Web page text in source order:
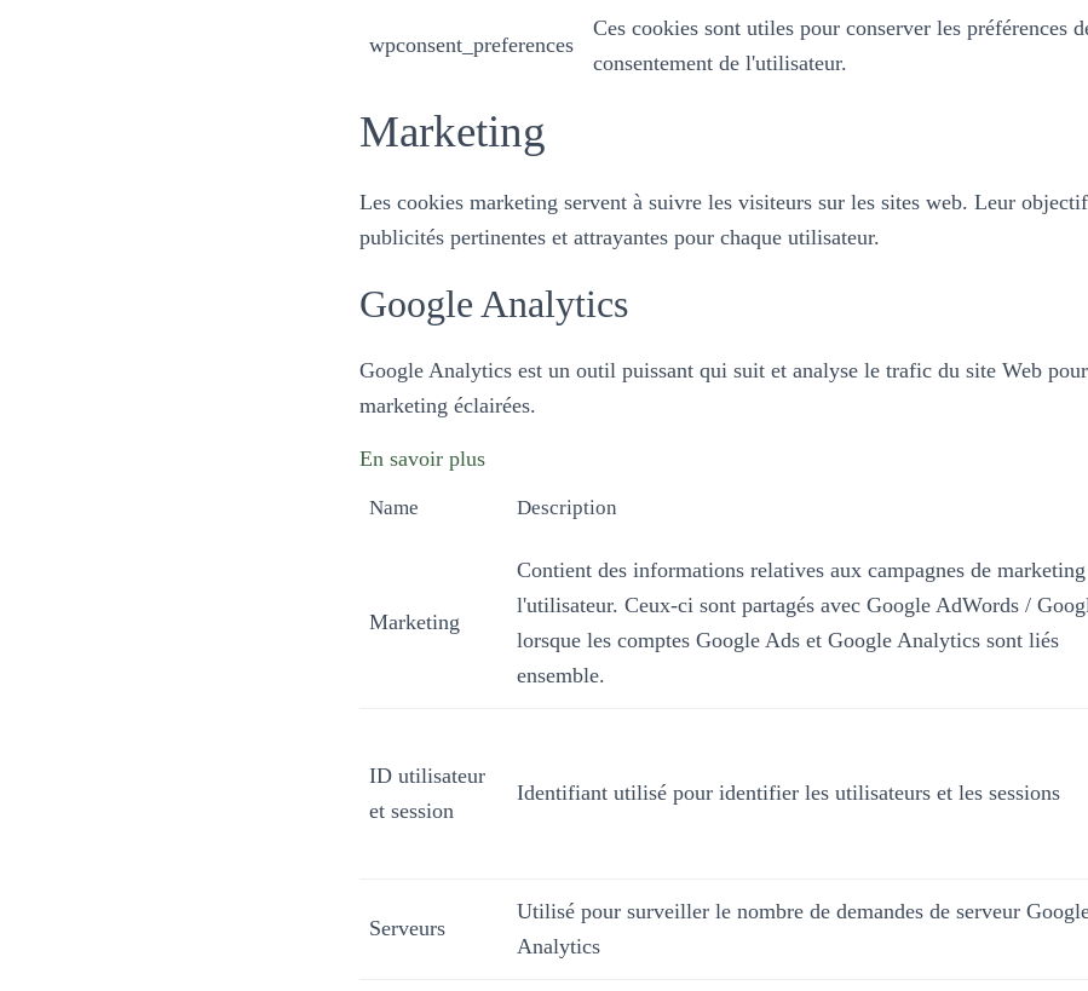
wpconsent_preferences
Ces cookies sont utiles pour conserver les préférences
consentement de l'utilisateur.
Marketing
Les cookies marketing servent à suivre les visiteurs sur les sites web. Leur
publicités pertinentes et attrayantes pour chaque utilisateur.
Google Analytics
Google Analytics est un outil puissant qui suit et analyse le trafic du site Web
marketing éclairées.
En savoir plus
Name Description
Marketing
Contient des informations relatives aux campagnes de
l'utilisateur. Ceux-ci sont partagés avec Google AdWords /
lorsque les comptes Google Ads et Google Analytics sont liés
ensemble.
ID utilisateur
et session
Identifiant utilisé pour identifier les utilisateurs et les sessions
Serveurs
Utilisé pour surveiller le nombre de demandes de serveur
Analytics